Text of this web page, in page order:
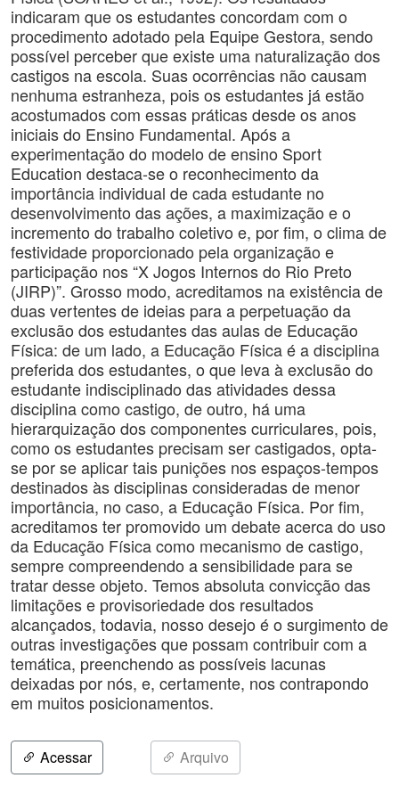
indicaram que os estudantes concordam com o
procedimento adotado pela Equipe Gestora, sendo
possível perceber que existe uma naturalização dos
castigos na escola. Suas ocorrências não causam
nenhuma estranheza, pois os estudantes já estão
acostumados com essas práticas desde os anos
iniciais do Ensino Fundamental. Após a
experimentação do modelo de ensino Sport
Education destaca-se o reconhecimento da
importância individual de cada estudante no
desenvolvimento das ações, a maximização e o
incremento do trabalho coletivo e, por fim, o clima de
festividade proporcionado pela organização e
participação nos “X Jogos Internos do Rio Preto
(JIRP)”. Grosso modo, acreditamos na existência de
duas vertentes de ideias para a perpetuação da
exclusão dos estudantes das aulas de Educação
Física: de um lado, a Educação Física é a disciplina
preferida dos estudantes, o que leva à exclusão do
estudante indisciplinado das atividades dessa
disciplina como castigo, de outro, há uma
hierarquização dos componentes curriculares, pois,
como os estudantes precisam ser castigados, opta-
se por se aplicar tais punições nos espaços-tempos
destinados às disciplinas consideradas de menor
importância, no caso, a Educação Física. Por fim,
acreditamos ter promovido um debate acerca do uso
da Educação Física como mecanismo de castigo,
sempre compreendendo a sensibilidade para se
tratar desse objeto. Temos absoluta convicção das
limitações e provisoriedade dos resultados
alcançados, todavia, nosso desejo é o surgimento de
outras investigações que possam contribuir com a
temática, preenchendo as possíveis lacunas
deixadas por nós, e, certamente, nos contrapondo
em muitos posicionamentos.
Acessar Arquivo